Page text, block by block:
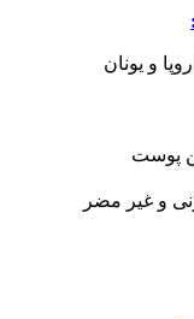
:
و یونان
پوست
و غیر مضر